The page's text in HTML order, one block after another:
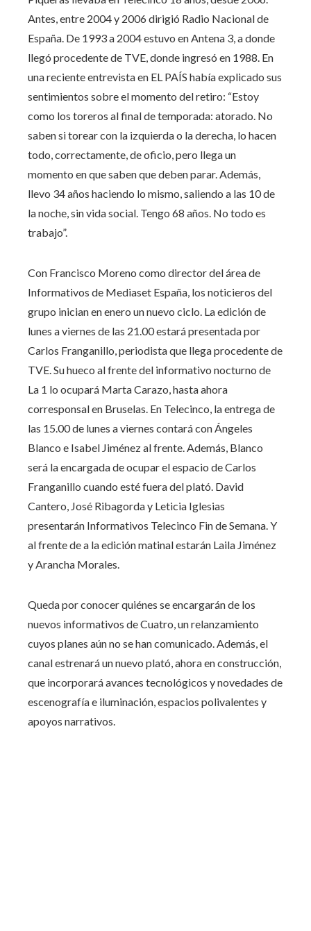
Antes, entre 2004 y 2006 dirigió Radio Nacional de
España. De 1993 a 2004 estuvo en Antena 3, a donde
llegó procedente de TVE, donde ingresó en 1988. En
una reciente entrevista en EL PAÍS había explicado sus
sentimientos sobre el momento del retiro: “Estoy
como los toreros al final de temporada: atorado. No
saben si torear con la izquierda o la derecha, lo hacen
todo, correctamente, de oficio, pero llega un
momento en que saben que deben parar. Además,
llevo 34 años haciendo lo mismo, saliendo a las 10 de
la noche, sin vida social. Tengo 68 años. No todo es
trabajo”.
Con Francisco Moreno como director del área de
Informativos de Mediaset España, los noticieros del
grupo inician en enero un nuevo ciclo. La edición de
lunes a viernes de las 21.00 estará presentada por
Carlos Franganillo, periodista que llega procedente de
TVE. Su hueco al frente del informativo nocturno de
La 1 lo ocupará Marta Carazo, hasta ahora
corresponsal en Bruselas. En Telecinco, la entrega de
las 15.00 de lunes a viernes contará con Ángeles
Blanco e Isabel Jiménez al frente. Además, Blanco
será la encargada de ocupar el espacio de Carlos
Franganillo cuando esté fuera del plató. David
Cantero, José Ribagorda y Leticia Iglesias
presentarán Informativos Telecinco Fin de Semana. Y
al frente de a la edición matinal estarán Laila Jiménez
y Arancha Morales.
Queda por conocer quiénes se encargarán de los
nuevos informativos de Cuatro, un relanzamiento
cuyos planes aún no se han comunicado. Además, el
canal estrenará un nuevo plató, ahora en construcción,
que incorporará avances tecnológicos y novedades de
escenografía e iluminación, espacios polivalentes y
apoyos narrativos.